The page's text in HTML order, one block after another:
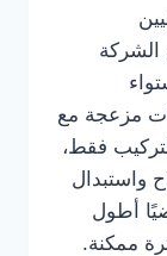
مزعجة مع
فقط،
واستبدال
أطول
ممكنة.